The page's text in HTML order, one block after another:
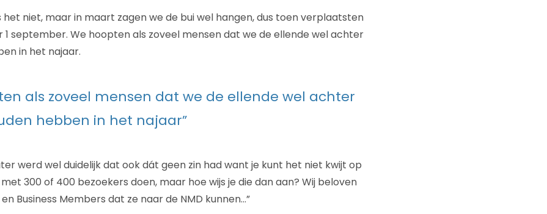
het niet, maar in maart zagen we de bui wel hangen, dus toen verplaatsten
1 september. We hoopten als zoveel mensen dat we de ellende wel achter
in het najaar.
als zoveel mensen dat we de ellende wel achter
hebben in het najaar”
werd wel duidelijk dat ook dát geen zin had want je kunt het niet kwijt op
300 of 400 bezoekers doen, maar hoe wijs je die dan aan? Wij beloven
Business Members dat ze naar de NMD kunnen…”